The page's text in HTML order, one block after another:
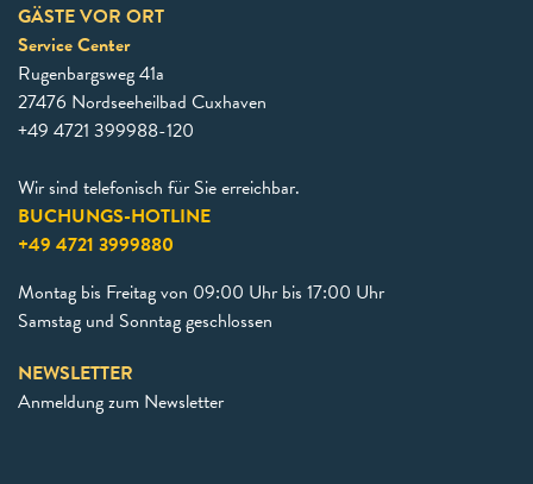
GÄSTE VOR ORT
Service Center
Rugenbargsweg 41a
27476 Nordseeheilbad Cuxhaven
+49 4721 399988-120
Wir sind telefonisch für Sie erreichbar.
BUCHUNGS-HOTLINE
+49 4721 3999880
Montag bis Freitag von 09:00 Uhr bis 17:00 Uhr
Samstag und Sonntag geschlossen
NEWSLETTER
Anmeldung zum Newsletter